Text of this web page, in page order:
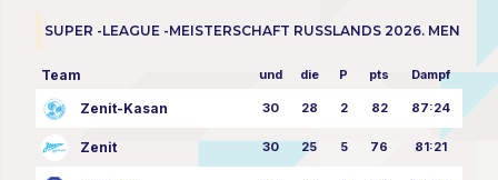
SUPER -LEAGUE -MEISTERSCHAFT RUSSLANDS 2026. MEN
Team und die P pts Dampf
Zenit-Kasan 30 28 2 82 87:24
Zenit 30 25 5 76 81:21